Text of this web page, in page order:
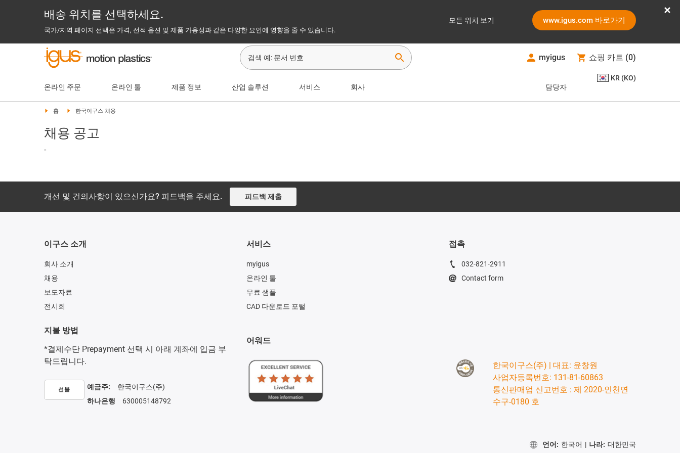
배송 위치를 선택하세요.
국가/지역 페이지 선택은 가격, 선적 옵션 및 제품 가용성과 같은 다양한 요인에 영향을 줄 수 있습니다.
모든 위치 보기 www.igus.com 바로가기
search myigus 쇼핑 카트 (0)
온라인 주문 온라인 툴 제품 정보 산업 솔루션 서비스 회사 담당자
KR (KO)
홈 한국이구스 채용
채용 공고
-
개선 및 건의사항이 있으신가요? 피드백을 주세요. 피드백 제출
이구스 소개
회사 소개
채용
보도자료
전시회
서비스
myigus
온라인 툴
무료 샘플
CAD 다운로드 포털
접촉
032-821-2911
Contact form
지불 방법
*결제수단 Prepayment 선택 시 아래 계좌에 입금 부
탁드립니다.
선불 예금주: 한국이구스(주)
하나은행 630005148792
어워드
한국이구스(주) | 대표: 윤창원
사업자등록번호: 131-81-60863
통신판매업 신고번호 : 제 2020-인천연
수구-0180 호
언어: 한국어 | 나라: 대한민국